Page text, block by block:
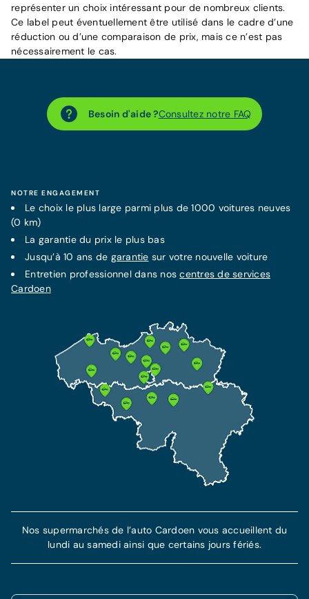
représenter un choix intéressant pour de nombreux clients.
Ce label peut éventuellement être utilisé dans le cadre d’une
réduction ou d’une comparaison de prix, mais ce n’est pas
nécessairement le cas.
Besoin d'aide ?Consultez notre FAQ
NOTRE ENGAGEMENT
Le choix le plus large parmi plus de 1000 voitures neuves
(0 km)
La garantiedu prix le plus bas
Jusqu’à 10 ans de garantie sur votre nouvelle voiture
Entretien professionnel dans noscentres de services
Cardoen
Nos supermarchés de l’auto Cardoen vous accueillent du
lundi au samedi ainsi que certains jours fériés.